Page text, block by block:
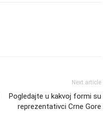
Next article
Pogledajte u kakvoj formi su
reprezentativci Crne Gore